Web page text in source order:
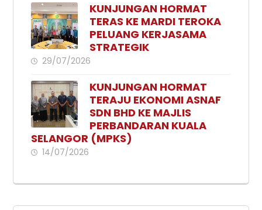
KUNJUNGAN HORMAT
TERAS KE MARDI TEROKA
PELUANG KERJASAMA
STRATEGIK
29/07/2026
KUNJUNGAN HORMAT
TERAJU EKONOMI ASNAF
SDN BHD KE MAJLIS
PERBANDARAN KUALA
SELANGOR (MPKS)
14/07/2026